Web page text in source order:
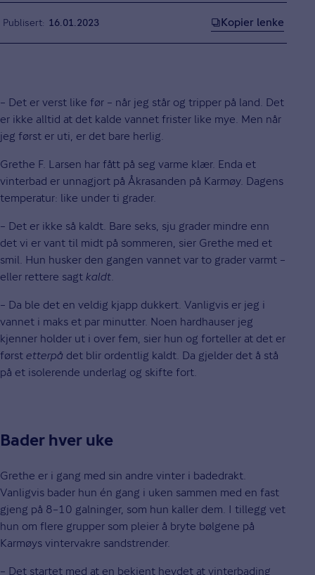
Publisert 16.01.2023 Kopier lenke
– Det er verst like før – når jeg står og tripper på land. Det
er ikke alltid at det kalde vannet frister like mye. Men når
jeg først er uti, er det bare herlig.
Grethe F. Larsen har fått på seg varme klær. Enda et
vinterbad er unnagjort på Åkrasanden på Karmøy. Dagens
temperatur: like under ti grader.
– Det er ikke så kaldt. Bare seks, sju grader mindre enn
det vi er vant til midt på sommeren, sier Grethe med et
smil. Hun husker den gangen vannet var to grader varmt –
eller rettere sagt kaldt
– Da ble det en veldig kjapp dukkert. Vanligvis er jeg i
vannet i maks et par minutter. Noen hardhauser jeg
kjenner holder ut i over fem, sier hun og forteller at det er
først etterpå det blir ordentlig kaldt. Da gjelder det å stå
på et isolerende underlag og skifte fort.
Bader hver uke
Grethe er i gang med sin andre vinter i badedrakt.
Vanligvis bader hun én gang i uken sammen med en fast
gjeng på 8–10 galninger, som hun kaller dem. I tillegg vet
hun om flere grupper som pleier å bryte bølgene på
Karmøys vintervakre sandstrender.
– Det startet med at en bekjent hevdet at vinterbading